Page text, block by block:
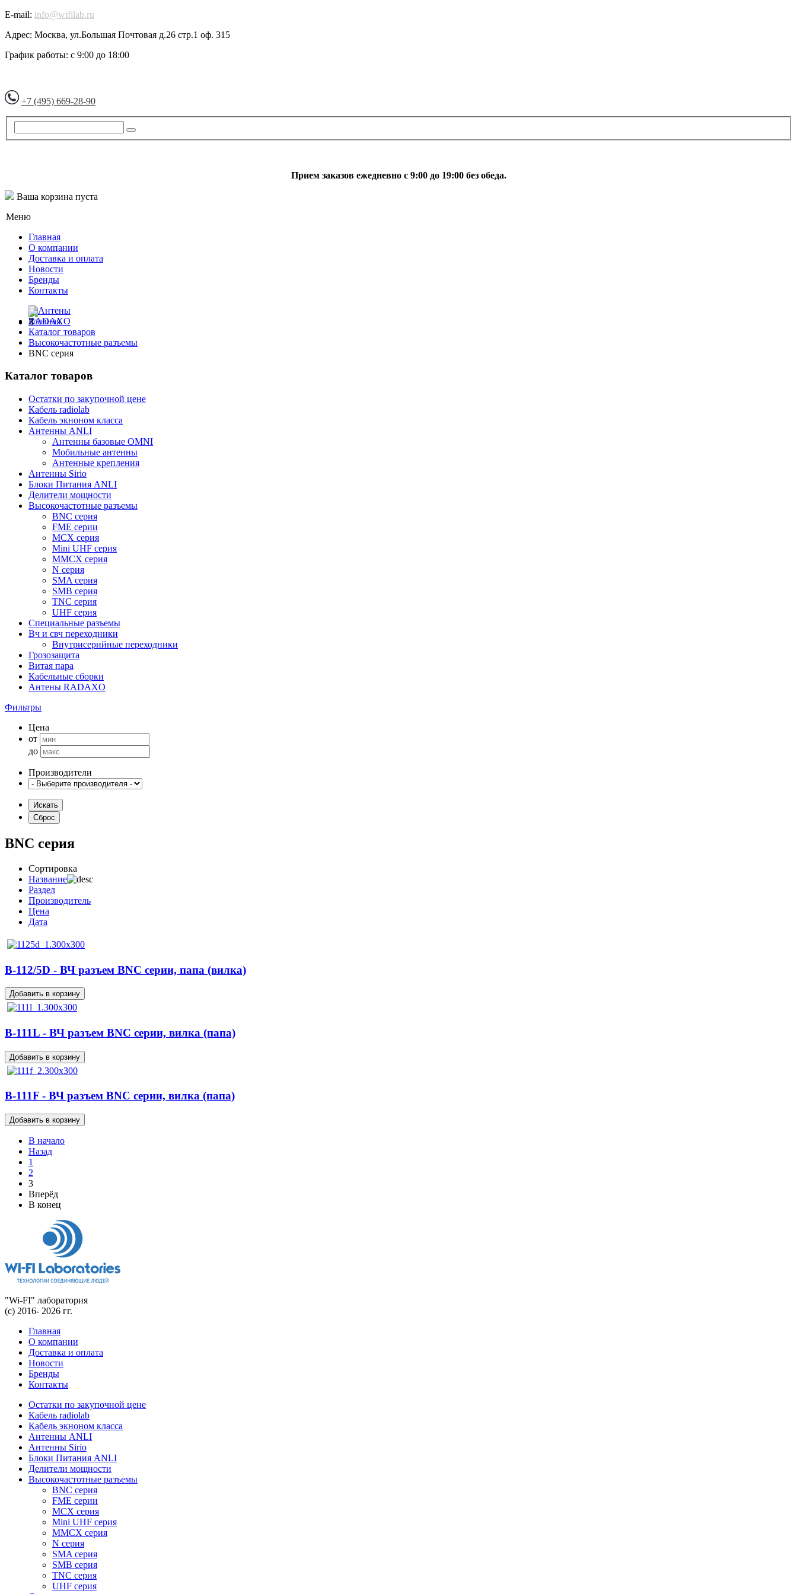
E-mail: info@wifilab.ru
Адрес: Москва, ул.Большая Почтовая д.26 стр.1 оф. 315
График работы: с 9:00 до 18:00
+7 (495) 669-28-90
Прием заказов ежедневно с 9:00 до 19:00 без обеда.
Ваша корзина пуста
Меню
Главная
О компании
Доставка и оплата
Новости
Бренды
Контакты
Главная
Каталог товаров
Высокочастотные разъемы
BNC серия
Каталог товаров
Остатки по закупочной цене
Кабель radiolab
Кабель экноном класса
Антенны ANLI
Антенны базовые OMNI
Мобильные антенны
Антенные крепления
Антенны Sirio
Блоки Питания ANLI
Делители мощности
Высокочастотные разъемы
BNC серия
FME серии
MCX серия
Mini UHF серия
MMCX серия
N серия
SMA серия
SMB серия
TNC серия
UHF серия
Специальные разъемы
Вч и свч переходники
Внутрисерийные переходники
Грозозащита
Витая пара
Кабельные сборки
Антены RADAXO
Фильтры
Цена
от
до
Производители
BNC серия
Сортировка
Название
Раздел
Производитель
Цена
Дата
B-112/5D - ВЧ разъем BNC серии, папа (вилка)
B-111L - ВЧ разъем BNC серии, вилка (папа)
B-111F - ВЧ разъем BNC серии, вилка (папа)
В начало
Назад
1
2
3
Вперёд
В конец
"Wi-FI" лаборатория
(с) 2016- 2026 гг.
Главная
О компании
Доставка и оплата
Новости
Бренды
Контакты
Остатки по закупочной цене
Кабель radiolab
Кабель экноном класса
Антенны ANLI
Антенны Sirio
Блоки Питания ANLI
Делители мощности
Высокочастотные разъемы
BNC серия
FME серии
MCX серия
Mini UHF серия
MMCX серия
N серия
SMA серия
SMB серия
TNC серия
UHF серия